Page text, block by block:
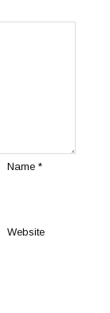
Name*
Website